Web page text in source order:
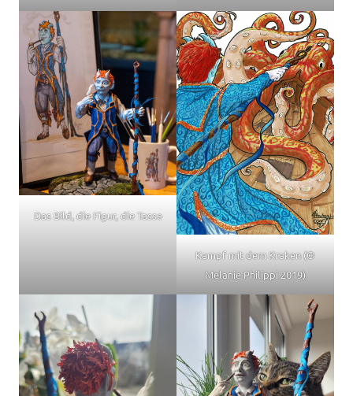
Das Bild, die Figur, die Tasse
Kampf mit dem Kraken (©
Melanie Philippi 2019)